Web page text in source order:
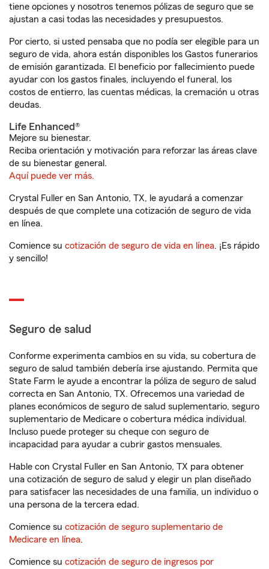
tiene opciones y nosotros tenemos pólizas de seguro que se
ajustan a casi todas las necesidades y presupuestos.
Por cierto, si usted pensaba que no podía ser elegible para un
seguro de vida, ahora están disponibles los Gastos funerarios
de emisión garantizada. El beneficio por fallecimiento puede
ayudar con los gastos finales, incluyendo el funeral, los
costos de entierro, las cuentas médicas, la cremación u otras
deudas.
Life Enhanced®
Mejore su bienestar.
Reciba orientación y motivación para reforzar las áreas clave
de su bienestar general.
Aquí puede ver más.
Crystal Fuller en San Antonio, TX, le ayudará a comenzar
después de que complete una cotización de seguro de vida
en línea.
Comience su cotización de seguro de vida en línea. ¡Es rápido
y sencillo!
Seguro de salud
Conforme experimenta cambios en su vida, su cobertura de
seguro de salud también debería irse ajustando. Permita que
State Farm le ayude a encontrar la póliza de seguro de salud
correcta en San Antonio, TX. Ofrecemos una variedad de
planes económicos de seguro de salud suplementario, seguro
suplementario de Medicare o cobertura médica individual.
Incluso puede proteger su cheque con seguro de
incapacidad para ayudar a cubrir gastos mensuales.
Hable con Crystal Fuller en San Antonio, TX para obtener
una cotización de seguro de salud y elegir un plan diseñado
para satisfacer las necesidades de una familia, un individuo o
una persona de la tercera edad.
Comience su cotización de seguro suplementario de
Medicare en línea.
Comience su cotización de seguro de ingresos por